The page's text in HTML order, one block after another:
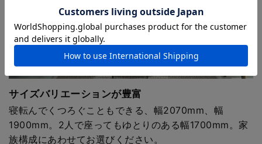
サイズバリエーションが豊富
寝転んでくつろぐこともできる、幅2070mm、幅
1900mm。2人で座ってもゆとりのある幅1700mm。家
族構成にあわせてお選びください。